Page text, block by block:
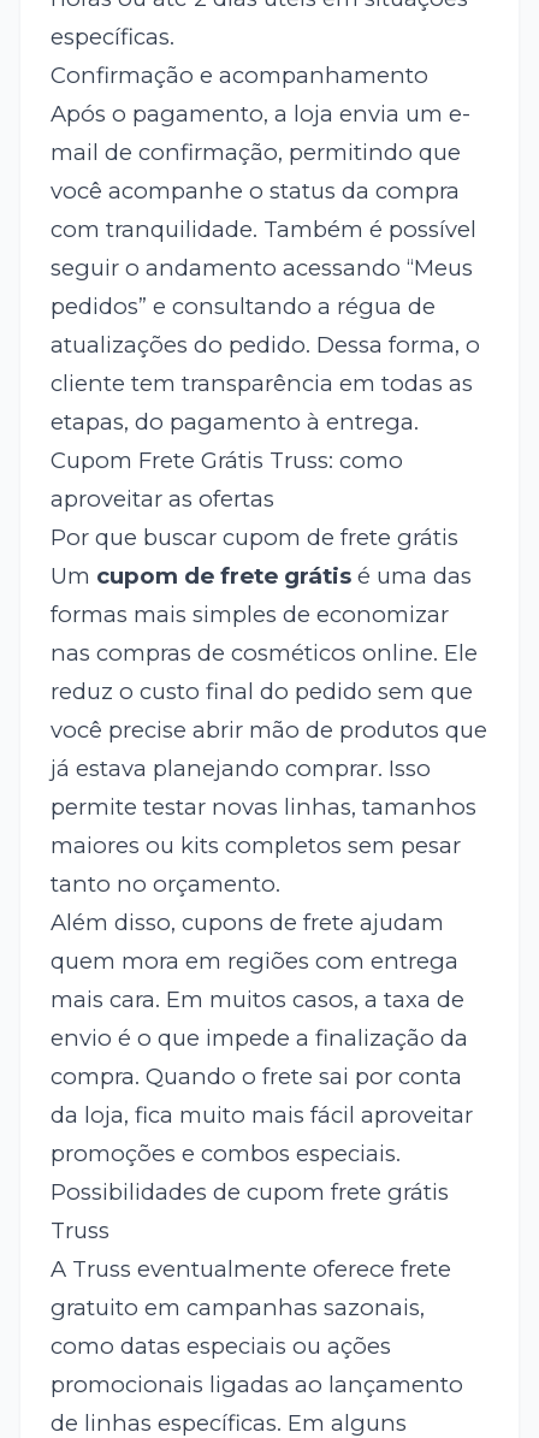
específicas.
Confirmação e acompanhamento
Após o pagamento, a loja envia um e-
mail de confirmação, permitindo que
você acompanhe o status da compra
com tranquilidade. Também é possível
seguir o andamento acessando “Meus
pedidos” e consultando a régua de
atualizações do pedido. Dessa forma, o
cliente tem transparência em todas as
etapas, do pagamento à entrega.
Cupom Frete Grátis Truss: como
aproveitar as ofertas
Por que buscar cupom de frete grátis
Um cupom de frete grátisé uma das
formas mais simples de economizar
nas compras de cosméticos online. Ele
reduz o custo final do pedido sem que
você precise abrir mão de produtos que
já estava planejando comprar. Isso
permite testar novas linhas, tamanhos
maiores ou kits completos sem pesar
tanto no orçamento.
Além disso, cupons de frete ajudam
quem mora em regiões com entrega
mais cara. Em muitos casos, a taxa de
envio é o que impede a finalização da
compra. Quando o frete sai por conta
da loja, fica muito mais fácil aproveitar
promoções e combos especiais.
Possibilidades de cupom frete grátis
Truss
A Truss eventualmente oferece frete
gratuito em campanhas sazonais,
como datas especiais ou ações
promocionais ligadas ao lançamento
de linhas específicas. Em alguns